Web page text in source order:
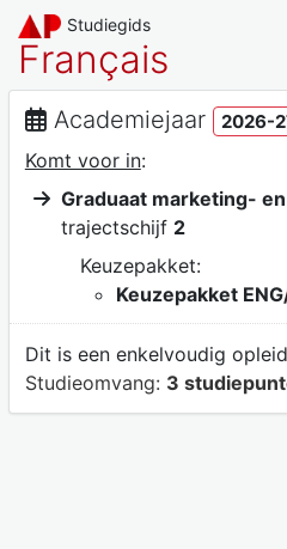
Studiegids
Français
Academiejaar 2026-
Komt voor in:
Graduaat marketing-
trajectschijf 2
Keuzepakket:
Keuzepakket
Dit is een enkelvoudig
Studieomvang: 3